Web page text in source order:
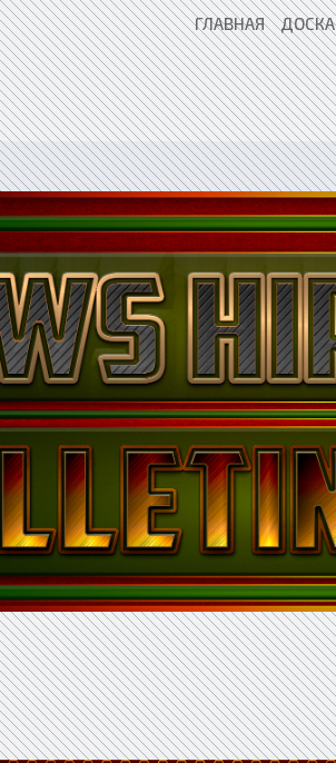
ГЛАВНАЯ